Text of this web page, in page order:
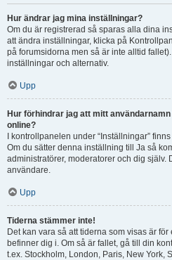
Hur ändrar jag mina inställningar?
Om du är registrerad så sparas alla dina
att ändra inställningar, klicka på
på forumsidorna men så är inte alltid
inställningar och alternativ.
Upp
Hur förhindrar jag att mitt
online?
I kontrollpanelen under “Inställningar”
Om du sätter denna inställning till Ja så
administratörer, moderatorer och dig själv.
användare.
Upp
Tiderna stämmer inte!
Det kan vara så att tiderna som visas är
befinner dig i. Om så är fallet, gå till din
t.ex. Stockholm, London, Paris, New York,